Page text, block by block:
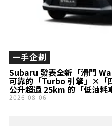
Subaru 發表全新「滑門
可靠的「Turbo 引擎」×「
公升超過 25km 的「低油耗
Stella 登場！
一手企劃
2026-08-06